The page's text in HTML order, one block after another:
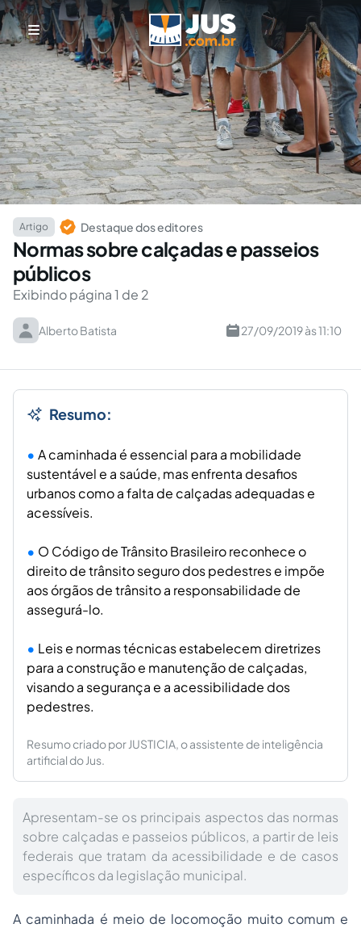
Artigo Destaque dos editores
Normas sobre calçadas e passeios
públicos
Exibindo página 1 de 2
Alberto Batista 27/09/2019 às 11:10
Resumo:
A caminhada é essencial para a mobilidade
sustentável e a saúde, mas enfrenta desafios
urbanos como a falta de calçadas adequadas e
acessíveis.
O Código de Trânsito Brasileiro reconhece o
direito de trânsito seguro dos pedestres e impõe
aos órgãos de trânsito a responsabilidade de
assegurá-lo.
Leis e normas técnicas estabelecem diretrizes
para a construção e manutenção de calçadas,
visando a segurança e a acessibilidade dos
pedestres.
Resumo criado por JUSTICIA, o assistente de inteligência
artificial do Jus.
Apresentam-se os principais aspectos das normas
sobre calçadas e passeios públicos, a partir de leis
federais que tratam da acessibilidade e de casos
específicos da legislação municipal.
A caminhada é meio de locomoção muito comum e